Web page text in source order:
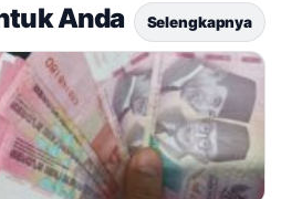
Anda Selengkapnya